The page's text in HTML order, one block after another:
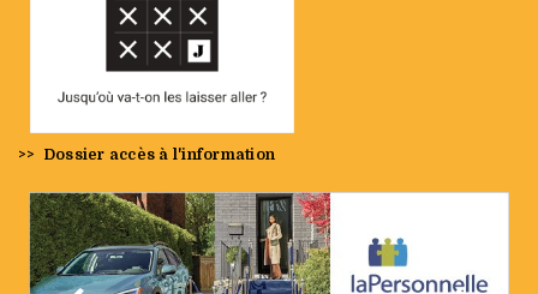
>> Dossier accès à l'information